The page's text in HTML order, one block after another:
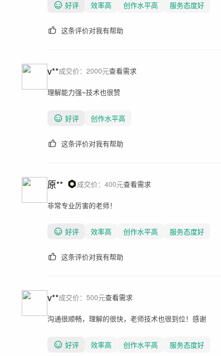
好评 效率高 创作水平高 服务态度好
这条评价对我有帮助
v**成交价： 2000元查看需求
理解能力强~技术也很赞
好评 创作水平高
这条评价对我有帮助
原** 成交价： 400元查看需求
非常专业厉害的老师！
好评 效率高 创作水平高 服务态度好
这条评价对我有帮助
v**成交价： 500元查看需求
沟通很顺畅，理解的很快，老师技术也很到位！感谢
好评 效率高 创作水平高 服务态度好